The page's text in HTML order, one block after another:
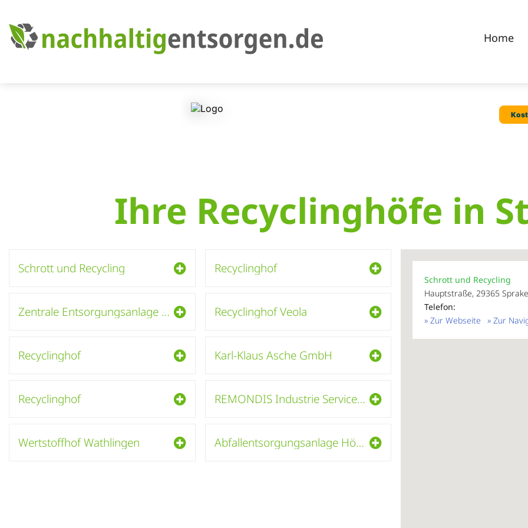
Home
Ihre Recyclinghöfe in
Schrott und Recycling
Zentrale Entsorgungsanlage Wesendorf
Recyclinghof
Recyclinghof
Wertstoffhof Wathlingen
Recyclinghof
Recyclinghof Veola
Karl-Klaus Asche GmbH
REMONDIS Industrie Service GmbH & Co. KG
Abfallentsorgungsanlage Höfer
Schrott und Recycling
Hauptstraße, 29365
Telefon:
» Zur
» Zur Webseite